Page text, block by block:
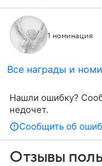
1 номинация
Все награды и
Нашли ошибку?
недочет.
Сообщить об
Отзывы